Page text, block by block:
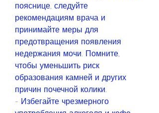
пояснице, следуйте
рекомендациям врача и
принимайте меры для
предотвращения появления
недержания мочи. Помните,
чтобы уменьшить риск
образования камней и других
причин почечной колики.
- Избегайте чрезмерного